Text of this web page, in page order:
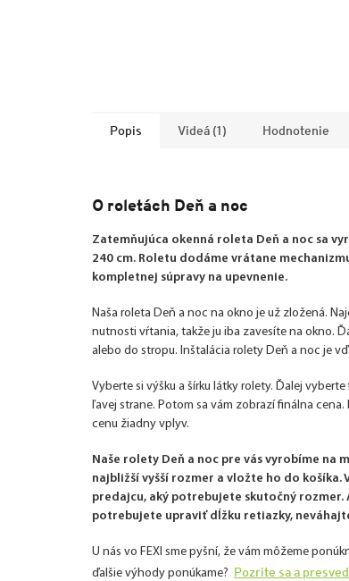
Popis Videá (1) Hodnotenie
O roletách Deň a noc
Zatemňujúca okenná roleta Deň a noc sa
240 cm. Roletu dodáme vrátane
kompletnej súpravy na upevnenie.
Naša roleta Deň a noc na okno je už zložená.
nutnosti vŕtania, takže ju iba zavesíte na okno.
alebo do stropu. Inštalácia rolety Deň a noc je
Vyberte si výšku a šírku látky rolety. Ďalej
ľavej strane. Potom sa vám zobrazí finálna
cenu žiadny vplyv.
Naše rolety Deň a noc pre vás vyrobíme na
najbližší vyšší rozmer a vložte ho do
predajcu, aký potrebujete skutočný
potrebujete upraviť dĺžku retiazky,
U nás vo FEXI sme pyšní, že vám môžeme
ďalšie výhody ponúkame? Pozrite sa a